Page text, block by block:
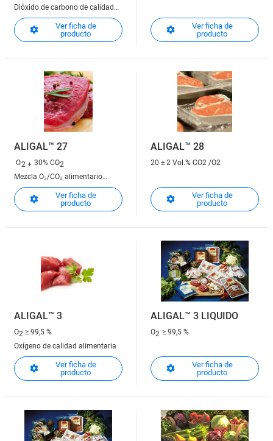
Dióxido de carbono de calidad
alimentaria
Ver ficha de
producto
Ver ficha de
producto
ALIGAL™ 27
O2 +30% CO2
Mezcla O₂/CO₂ alimentario
70/30
Ver ficha de
producto
ALIGAL™ 28
20 ± 2 Vol.% CO2 /O2
Ver ficha de
producto
ALIGAL™ 3
O2 ≥ 99,5 %
Oxígeno de calidad alimentaria
Ver ficha de
producto
ALIGAL™ 3 LIQUIDO
O2 ≥ 99,5 %
Ver ficha de
producto